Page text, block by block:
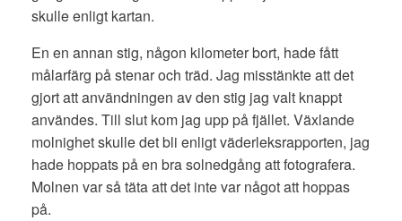
skulle enligt kartan.
En en annan stig, någon kilometer bort, hade fått
målarfärg på stenar och träd. Jag misstänkte att det
gjort att användningen av den stig jag valt knappt
användes. Till slut kom jag upp på fjället. Växlande
molnighet skulle det bli enligt väderleksrapporten, jag
hade hoppats på en bra solnedgång att fotografera.
Molnen var så täta att det inte var något att hoppas
på.